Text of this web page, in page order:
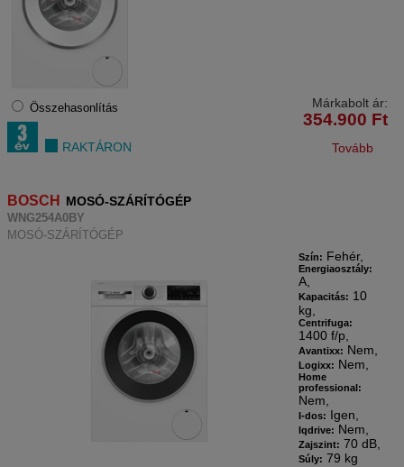
Összehasonlítás
RAKTÁRON
Márkabolt ár:
354.900 Ft
Tovább
BOSCH MOSÓ-SZÁRÍTÓGÉP
WNG254A0BY
MOSÓ-SZÁRÍTÓGÉP
Szín: Fehér,
Energiaosztály:
A,
Kapacitás: 10
kg,
Centrifuga:
1400 f/p,
Avantixx: Nem,
Logixx: Nem,
Home
professional:
Nem,
I-dos: Igen,
Iqdrive: Nem,
Zajszint: 70 dB,
Súly: 79 kg